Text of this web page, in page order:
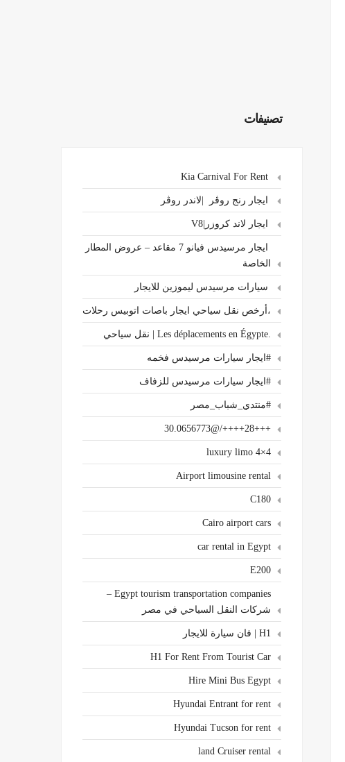
تصنيفات
ايجار رنج روڤر |لاندر روڤر
ايجار لاند كروزر|V8
ايجار مرسيدس فيانو 7 مقاعد – عروض المطار
الخاصة
سيارات مرسيدس ليموزين للايجار
،أرخص نقل سياحي ايجار باصات اتوبيس رحلات
.Les déplacements en Égypte | نقل سياحي
#ايجار سيارات مرسيدس فخمه
#ايجار سيارات مرسيدس للزفاف
#منتدي_شباب_مصر
+++28++++/@30.0656773
4×4 luxury limo
Airport limousine rental
C180
Cairo airport cars
car rental in Egypt
E200
Egypt tourism transportation companies –
شركات النقل السياحي في مصر
H1 | فان سيارة للايجار
H1 For Rent From Tourist Car
Hire Mini Bus Egypt
Hyundai Entrant for rent
Hyundai Tucson for rent
land Cruiser rental